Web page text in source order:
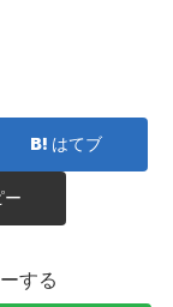
はてブ
ー
する